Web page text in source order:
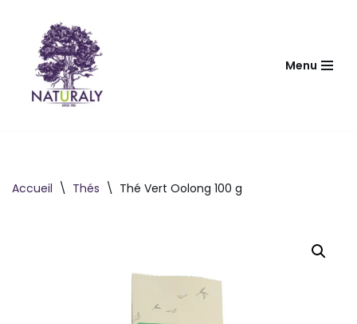
contenu
Menu
Accueil \ Thés \ Thé Vert Oolong 100 g